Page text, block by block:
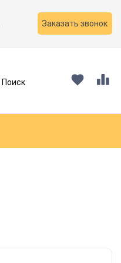
Заказать звонок
Поиск